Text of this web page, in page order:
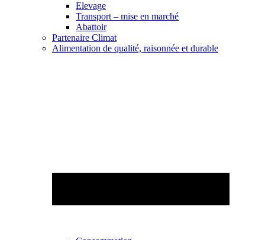
Elevage
Transport – mise en marché
Abattoir
Partenaire Climat
Alimentation de qualité, raisonnée et durable